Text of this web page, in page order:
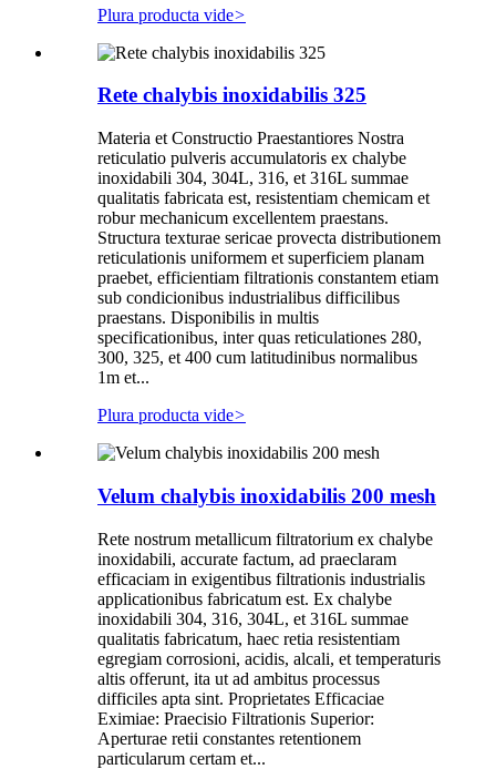
Plura producta vide>
Rete chalybis inoxidabilis 325
Materia et Constructio Praestantiores Nostra
reticulatio pulveris accumulatoris ex chalybe
inoxidabili 304, 304L, 316, et 316L summae
qualitatis fabricata est, resistentiam chemicam et
robur mechanicum excellentem praestans.
Structura texturae sericae provecta distributionem
reticulationis uniformem et superficiem planam
praebet, efficientiam filtrationis constantem etiam
sub condicionibus industrialibus difficilibus
praestans. Disponibilis in multis
specificationibus, inter quas reticulationes 280,
300, 325, et 400 cum latitudinibus normalibus
1m et...
Plura producta vide>
Velum chalybis inoxidabilis 200 mesh
Rete nostrum metallicum filtratorium ex chalybe
inoxidabili, accurate factum, ad praeclaram
efficaciam in exigentibus filtrationis industrialis
applicationibus fabricatum est. Ex chalybe
inoxidabili 304, 316, 304L, et 316L summae
qualitatis fabricatum, haec retia resistentiam
egregiam corrosioni, acidis, alcali, et temperaturis
altis offerunt, ita ut ad ambitus processus
difficiles apta sint. Proprietates Efficaciae
Eximiae: Praecisio Filtrationis Superior:
Aperturae retii constantes retentionem
particularum certam et...